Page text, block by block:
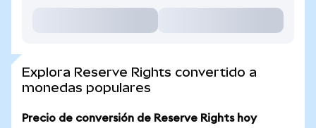
Explora Reserve Rights convertido a
monedas populares
Precio de conversión de Reserve Rights hoy